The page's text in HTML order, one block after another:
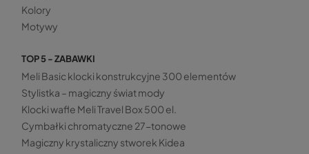
Kolory
Motywy
TOP 5 - ZABAWKI
Meli Basic klocki konstrukcyjne 300 elementów
Stylistka – magiczny świat mody
Klocki wafle Meli Travel Box 500 el.
Cymbałki chromatyczne 27-tonowe
Magiczny krystaliczny stworek Kidea